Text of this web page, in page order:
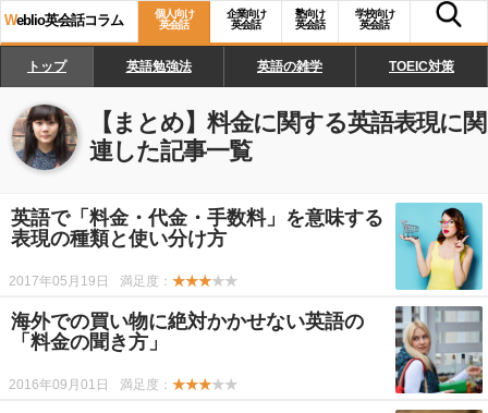
Weblio英会話コラム
個人向け
英会話
企業向け
英会話
塾向け
英会話
学校向け
英会話
トップ 英語勉強法 英語の雑学 TOEIC対策
【まとめ】 料金に関する英語表現に関
連した記事一覧
英語で「料金・代金・手数料」を意味する
表現の種類と使い分け方
2017年05月19日 満足度： ★★★★★
海外での買い物に絶対かかせない英語の
「料金の聞き方」
2016年09月01日 満足度： ★★★★★